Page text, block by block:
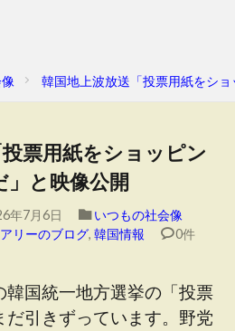
韓国地上波放送「投票用紙をシ
票用紙をショッピン
と映像公開
年7月6日
いつもの社会像
リーのブログ, 韓国情報 0件
韓国統一地方選挙の「投票
だ引きずっています。野党